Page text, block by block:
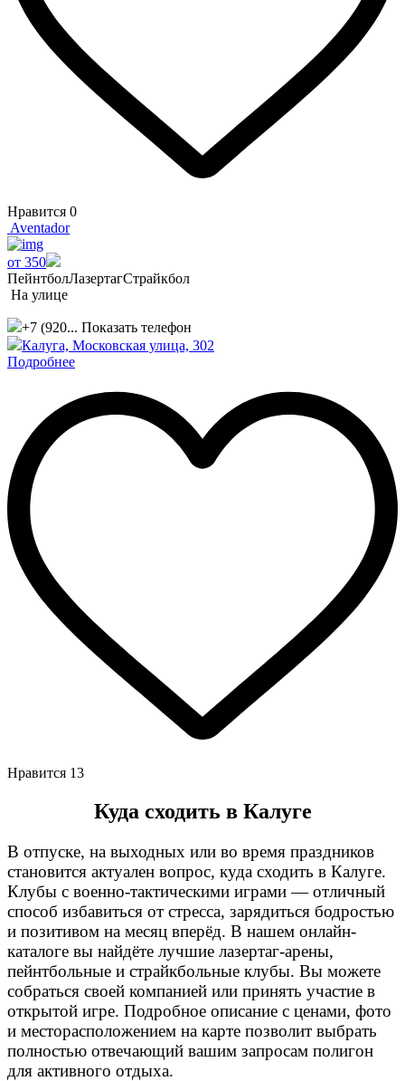
Нравится 0
Aventador
от 350
ПейнтболЛазертагСтрайкбол
На улице
+7 (920... Показать телефон
Калуга, Московская улица, 302
Подробнее
Нравится 13
Куда сходить в Калуге
В отпуске, на выходных или во время праздников
становится актуален вопрос, куда сходить в Калуге.
Клубы с военно-тактическими играми — отличный
способ избавиться от стресса, зарядиться бодростью
и позитивом на месяц вперёд. В нашем онлайн-
каталоге вы найдёте лучшие лазертаг-арены,
пейнтбольные и страйкбольные клубы. Вы можете
собраться своей компанией или принять участие в
открытой игре. Подробное описание с ценами, фото
и месторасположением на карте позволит выбрать
полностью отвечающий вашим запросам полигон
для активного отдыха.